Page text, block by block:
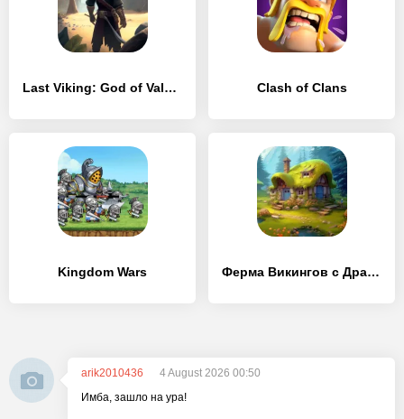
Last Viking: God of Valhalla Clash of Clans
Kingdom Wars Ферма Викингов с Драконами
arik2010436
4 August 2026 00:50
Имба, зашло на ура!